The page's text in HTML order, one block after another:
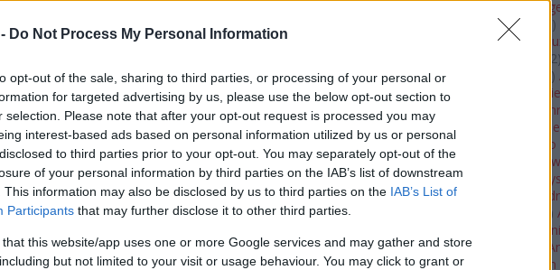
Do Not Process My Personal Information
opt-out of the sale, sharing to third parties, or processing of your personal or
for targeted advertising by us, please use the below opt-out section to
selection. Please note that after your opt-out request is processed you may
interest-based ads based on personal information utilized by us or personal
to third parties prior to your opt-out. You may separately opt-out of the
of your personal information by third parties on the IAB’s list of downstream
This information may also be disclosed by us to third parties on the IAB’s List of
Participants that may further disclose it to other third parties.
that this website/app uses one or more Google services and may gather and store
but not limited to your visit or usage behaviour. You may click to grant or
BEJEGYZÉSEK:
harasó Robinson Ulysses apja
Clayton (1) Allen
Almásy László Ede
)
(1 Álom
2)
Ambroise Thomas
)
Ambrus Kyri
Amélie
Amikor Galéria
Baroque
Amy
Andrea del Verrocchio
Tarkovszkij
Staples
Andrew
André Chenier
)
Anette
Angela Lansbury
Badalamenti